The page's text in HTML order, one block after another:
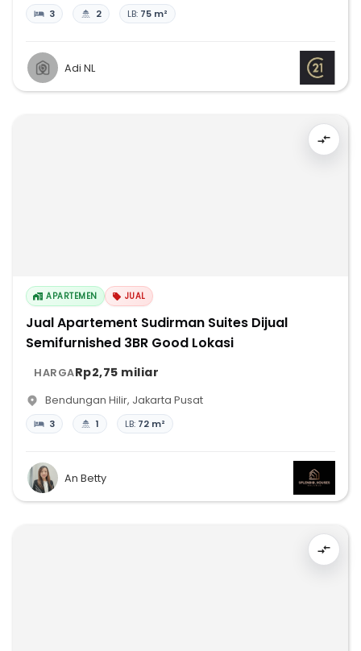
3 2 LB: 75 m²
Adi NL
APARTEMEN JUAL
Jual Apartement Sudirman Suites Dijual
Semifurnished 3BR Good Lokasi
HARGARp2,75 miliar
Bendungan Hilir, Jakarta Pusat
3 1 LB: 72 m²
An Betty